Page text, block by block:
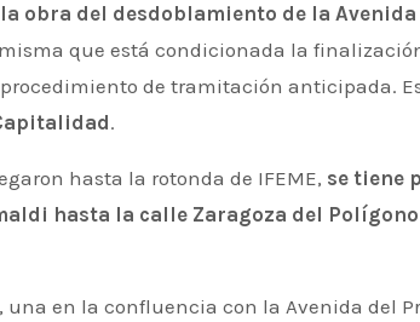
obra del desdoblamiento de la
que está condicionada la
de tramitación anticipada.
.
hasta la rotonda de IFEME, se tiene
hasta la calle Zaragoza del
, una en la confluencia con la Avenida del